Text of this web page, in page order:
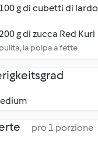
100 g di cubetti di lardo
g di zucca Red Kuri
pulita, la polpa a fette
pro 1 porzione